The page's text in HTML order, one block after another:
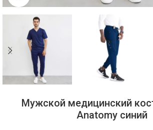
Мужской медицинский
Anatomy синий